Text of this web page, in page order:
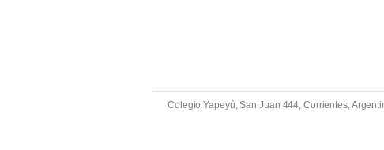
Colegio Yapeyú, San Juan 444, Corrientes,